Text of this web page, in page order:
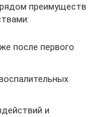
преимуществ
после первого
и